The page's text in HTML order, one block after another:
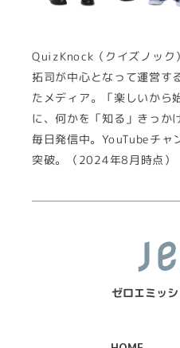
QuizKnock（クイズノック
拓司が中心となって運営す
たメディア。「楽しいから
に、何かを「知る」きっか
毎日発信中。YouTubeチャ
突破。（2024年8月時点）
ゼロエミッ